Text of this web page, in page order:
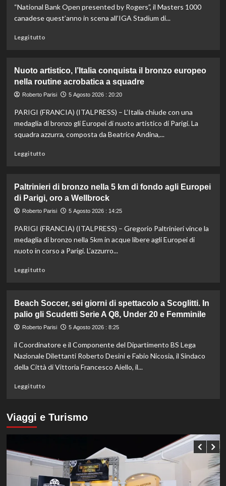
a
Hong
“National Bank Open presented by Rogers”, il Masters 1000
canadese quest’anno in scena all’IGA Stadium di...
Leggi tuttoLeggi
Esordio
ok
per
al
Masters
1000
due
set
Nuoto artistico, l’Italia conquista il bronzo europeo
nella routine acrobatica a squadre
Roberto Parisi 5 Agosto 2026 : 20:20
PARIGI (FRANCIA) (ITALPRESS) – L’Italia chiude con una
medaglia di bronzo gli Europei di nuoto artistico di Parigi. La
squadra azzurra, composta da Beatrice Andina,...
Leggi tuttoLeggi
Nuoto
artistico,
l’Italia
il
bronzo
europeo
Paltrinieri di bronzo nella 5 km di fondo agli Europei
di Parigi, oro a Wellbrock
Roberto Parisi 5 Agosto 2026 : 14:25
PARIGI (FRANCIA) (ITALPRESS) – Gregorio Paltrinieri vince la
medaglia di bronzo nella 5km in acque libere agli Europei di
nuoto in corso a Parigi. L’azzurro...
Leggi tuttoLeggi
Paltrinieri
di
bronzo
5
km
di
Parigi,
oro
Beach Soccer, sei giorni di spettacolo a Scoglitti. In
palio gli Scudetti Serie A Q8, Under 20 e Femminile
Roberto Parisi 5 Agosto 2026 : 8:25
il Coordinatore e il Componente del Dipartimento BS Lega
Nazionale Dilettanti Roberto Desini e Fabio Nicosia, il Sindaco
della Città di Vittoria Francesco Aiello, il...
Leggi tuttoLeggi
su
Beach
Soccer,
di
spettacolo
Viaggi e Turismo